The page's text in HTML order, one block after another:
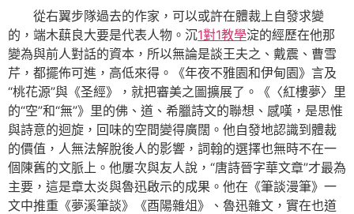
從右翼步隊過去的作家，可以或許在體裁上自發求變
的，端木蕻良大要是代表人物。沉1對1教學淀的經歷在他那
變為與前人對話的資本，所以無論是談王夫之、戴震、曹雪
芹，都擺佈可進，高低來得。《年夜不雅園和伊甸園》言及
“桃花源”與《圣經》，就把審美之圖擴展了。《〈紅樓夢〉里
的“空”和“無”》里的佛、道、希臘詩文的聯想、感嘆，是思惟
與詩意的迴旋，回味的空間變得廣闊。他自發地認識到體裁
的價值，人無法解脫後人的影響，詞翰的選擇也無時不在一
個陳舊的文脈上。他屢次與友人說，“唐詩晉字華文章”才最為
主要，這是章太炎與魯迅啟示的成果。他在《筆談漫筆》一
文中推重《夢溪筆談》《酉陽雜俎》、魯迅雜文，實在也道